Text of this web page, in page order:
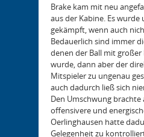
Brake kam mit neu
aus der Kabine. Es wurde
gekämpft, wenn auch
Bedauerlich sind immer
denen der Ball mit
wurde, dann aber der
Mitspieler zu ungenau
auch dadurch ließ sich
Den Umschwung brachte
offensivere und
Oerlinghausen hatte
Gelegenheit zu